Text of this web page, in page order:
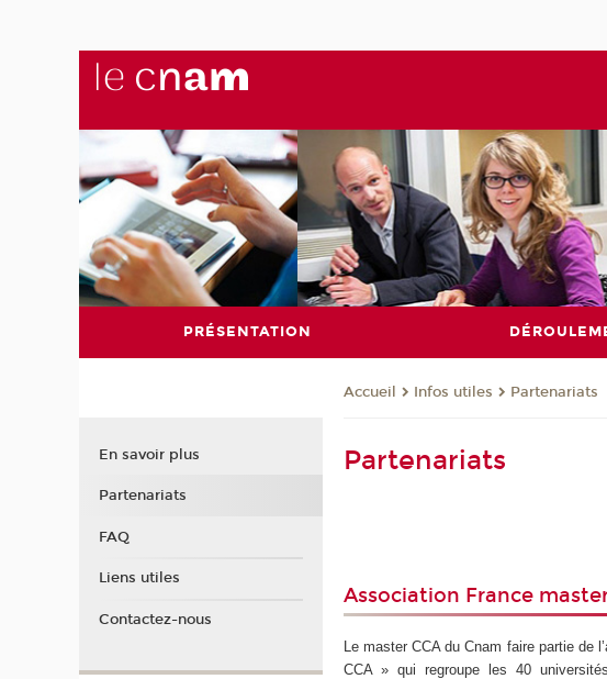
PRÉSENTATION
Accueil Infos utiles Partenariats
Partenariats
Association France
Le master CCA du Cnam faire partie de
CCA » qui regroupe les 40
En savoir plus
Partenariats
FAQ
Liens utiles
Contactez-nous